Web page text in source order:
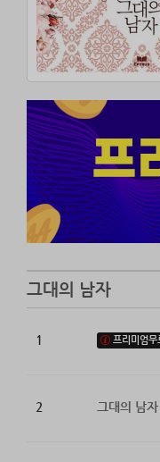
그대의 남자
1 프리미엄무
2 그대의 남